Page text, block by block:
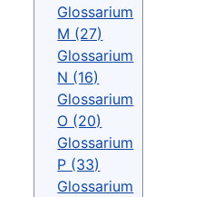
Glossarium
M (27)
Glossarium
N (16)
Glossarium
O (20)
Glossarium
P (33)
Glossarium